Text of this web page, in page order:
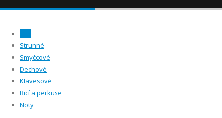
Strunné
Smyčcové
Dechové
Klávesové
Bicí a perkuse
Noty